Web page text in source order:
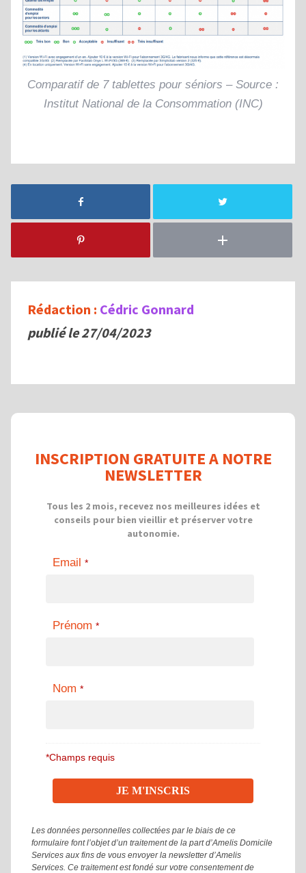
Comparatif de 7 tablettes pour séniors – Source :
Institut National de la Consommation (INC)
Rédaction : Cédric Gonnard
publié le 27/04/2023
INSCRIPTION GRATUITE A NOTRE
NEWSLETTER
Tous les 2 mois, recevez nos meilleures idées et
conseils pour bien vieillir et préserver votre
autonomie.
Email *
Prénom *
Nom *
*Champs requis
Les données personnelles collectées par le biais de ce
formulaire font l’objet d’un traitement de la part d’Amelis Domicile
Services aux fins de vous envoyer la newsletter d’Amelis
Services. Ce traitement est fondé sur votre consentement de